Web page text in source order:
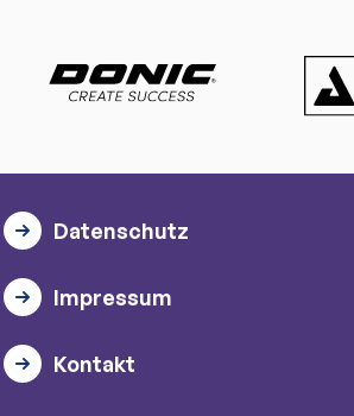
Datenschutz
Impressum
Kontakt